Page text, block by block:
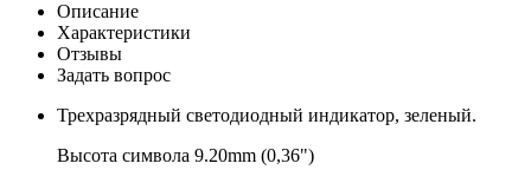
Описание
Характеристики
Отзывы
Задать вопрос
Трехразрядный светодиодный индикатор, зеленый.
Высота символа 9.20mm (0,36")